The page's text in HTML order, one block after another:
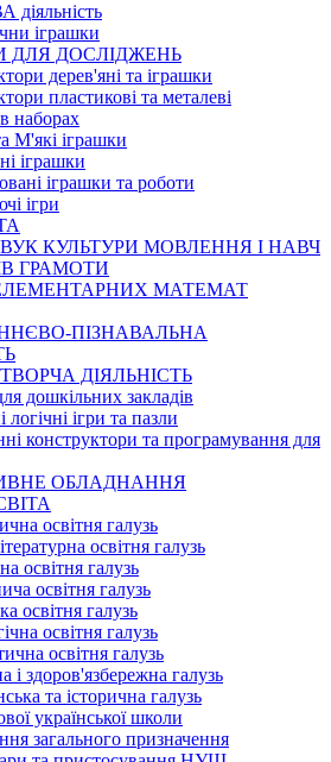
діяльність
іграшки
ДЛЯ ДОСЛІДЖЕНЬ
дерев'яні та іграшки
пластикові та металеві
наборах
М'які іграшки
іграшки
іграшки та роботи
ігри
КУЛЬТУРИ МОВЛЕННЯ І НАВЧ
ГРАМОТИ
МАТЕМАТ
ПІЗНАВАЛЬНА
ДІЯЛЬНІСТЬ
дошкільних закладів
логічні ігри та пазли
конструктори та програмування для
ОБЛАДНАННЯ
освітня галузь
освітня галузь
освітня галузь
освітня галузь
освітня галузь
освітня галузь
освітня галузь
і здоров'язбережна галузь
та історична галузь
української школи
загального призначення